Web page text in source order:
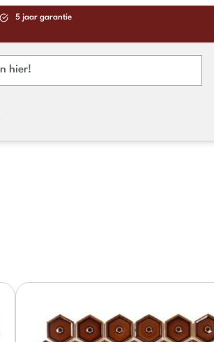
5 jaar garantie